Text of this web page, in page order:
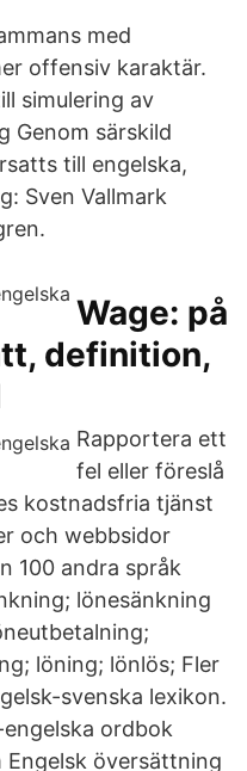
med
offensiv karaktär.
simulering av
Genom särskild
till engelska,
Sven Vallmark
Wage: på
definition,
Rapportera ett
fel eller föreslå
kostnadsfria tjänst
och webbsidor
100 andra språk
lönesänkning
löning; lönlös; Fler
svenska lexikon.
ordbok
översättning